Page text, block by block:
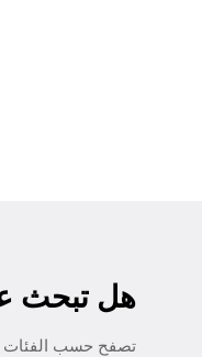
هل تبحث
تصفح حسب الفئات